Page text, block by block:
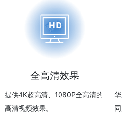
全高清效果
提供4K超高清、1080P全高清的
高清视频效果。